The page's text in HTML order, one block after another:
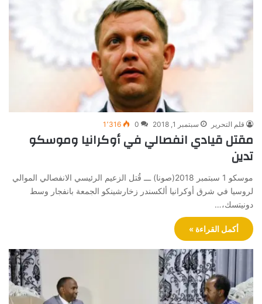
قلم التحرير سبتمبر 1, 2018 0 1٬316
مقتل قيادي انفصالي في أوكرانيا وموسكو
تدين
موسكو 1 سبتمبر 2018(صونا) ـــ قُتل الزعيم الرئيسي الانفصالي الموالي
لروسيا في شرق أوكرانيا ألكسندر زخارشينكو الجمعة بانفجار وسط
دونيتسك،…
أكمل القراءة »